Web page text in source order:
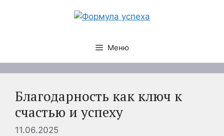
Меню
Благодарность как ключ к
счастью и успеху
11.06.2025